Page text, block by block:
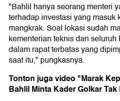
"Bahlil hanya seorang menteri
terhadap investasi yang masuk
mangkrak. Soal lokasi sudah
kementerian teknis dan
dalam rapat terbatas yang
saat itu," pungkasnya.
Tonton juga video "Marak
Bahlil Minta Kader Golkar